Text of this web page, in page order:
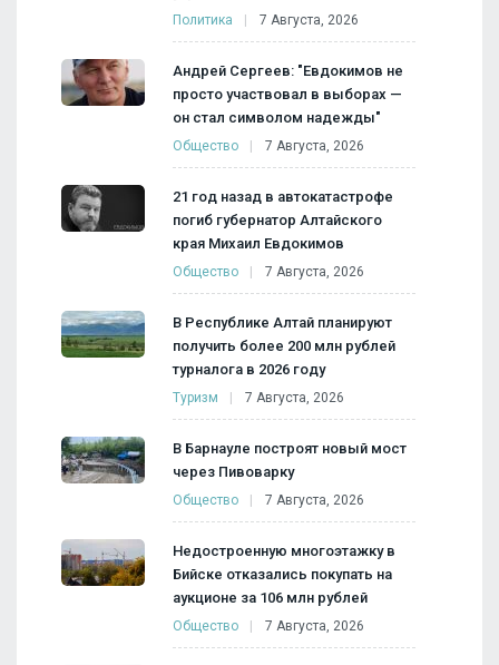
Политика 7 Августа, 2026
Андрей Сергеев: "Евдокимов не
просто участвовал в выборах —
он стал символом надежды"
Общество 7 Августа, 2026
21 год назад в автокатастрофе
погиб губернатор Алтайского
края Михаил Евдокимов
Общество 7 Августа, 2026
В Республике Алтай планируют
получить более 200 млн рублей
турналога в 2026 году
Туризм 7 Августа, 2026
В Барнауле построят новый мост
через Пивоварку
Общество 7 Августа, 2026
Недостроенную многоэтажку в
Бийске отказались покупать на
аукционе за 106 млн рублей
Общество 7 Августа, 2026